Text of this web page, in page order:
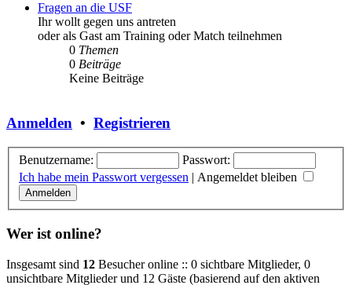
Fragen an die USF
Ihr wollt gegen uns antreten
oder als Gast am Training oder Match teilnehmen
0 Themen
0 Beiträge
Keine Beiträge
Anmelden • Registrieren
Benutzername:
Passwort:
Ich habe mein Passwort vergessen | Angemeldet bleiben
Wer ist online?
Insgesamt sind 12 Besucher online :: 0 sichtbare Mitglieder, 0
unsichtbare Mitglieder und 12 Gäste (basierend auf den aktiven